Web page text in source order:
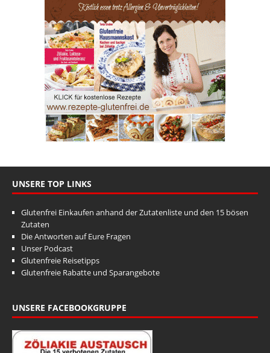
UNSERE TOP LINKS
Glutenfrei Einkaufen anhand der Zutatenliste und den 15 bösen
Zutaten
Die Antworten auf Eure Fragen
Unser Podcast
Glutenfreie Reisetipps
Glutenfreie Rabatte und Sparangebote
UNSERE FACEBOOKGRUPPE